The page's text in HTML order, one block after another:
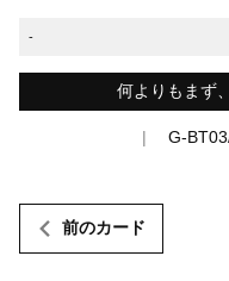
-
何よりもまず
G-
前のカード